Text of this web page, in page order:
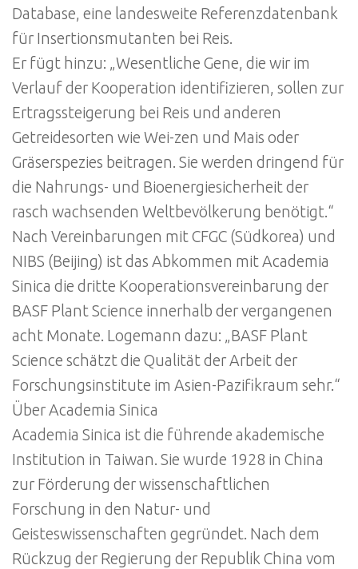
Database, eine landesweite Referenzdatenbank
für Insertionsmutanten bei Reis.
Er fügt hinzu: „Wesentliche Gene, die wir im
Verlauf der Kooperation identifizieren, sollen zur
Ertragssteigerung bei Reis und anderen
Getreidesorten wie Wei-zen und Mais oder
Gräserspezies beitragen. Sie werden dringend für
die Nahrungs- und Bioenergiesicherheit der
rasch wachsenden Weltbevölkerung benötigt.“
Nach Vereinbarungen mit CFGC (Südkorea) und
NIBS (Beijing) ist das Abkommen mit Academia
Sinica die dritte Kooperationsvereinbarung der
BASF Plant Science innerhalb der vergangenen
acht Monate. Logemann dazu: „BASF Plant
Science schätzt die Qualität der Arbeit der
Forschungsinstitute im Asien-Pazifikraum sehr.“
Über Academia Sinica
Academia Sinica ist die führende akademische
Institution in Taiwan. Sie wurde 1928 in China
zur Förderung der wissenschaftlichen
Forschung in den Natur- und
Geisteswissenschaften gegründet. Nach dem
Rückzug der Regierung der Republik China vom